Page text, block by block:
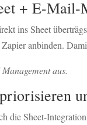
+ E-Mail-
ins Sheet
anbinden.
aus.
die Sheet-